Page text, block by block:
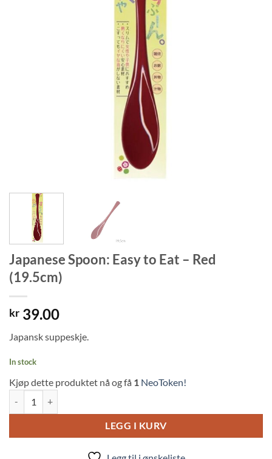
Japanese Spoon: Easy to Eat – Red
(19.5cm)
kr 39.00
Japansk suppeskje.
In stock
Kjøp dette produktet nå og få 1 NeoToken!
LEGG I KURV